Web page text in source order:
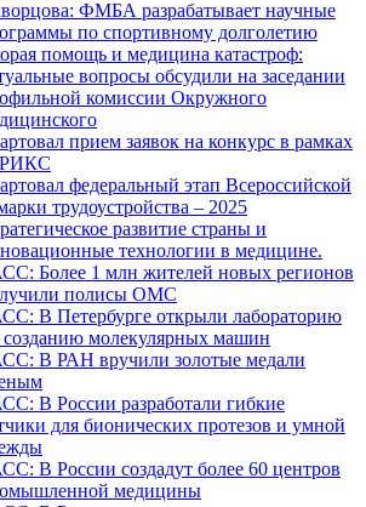
ФМБА разрабатывает научные
по спортивному долголетию
помощь и медицина катастроф:
вопросы обсудили на заседании
комиссии Окружного
прием заявок на конкурс в рамках
федеральный этап Всероссийской
трудоустройства – 2025
развитие страны и
технологии в медицине.
Более 1 млн жителей новых регионов
полисы ОМС
В Петербурге открыли лабораторию
созданию молекулярных машин
В РАН вручили золотые медали
В России разработали гибкие
для бионических протезов и умной
В России создадут более 60 центров
медицины